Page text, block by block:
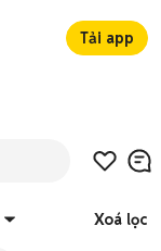
Tải app
Xoá lọc